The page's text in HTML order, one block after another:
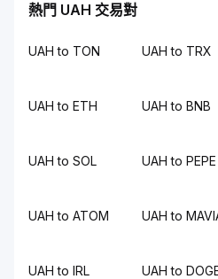
熱門 UAH 交易對
UAH to TON UAH to TRX
UAH to ETH UAH to BNB
UAH to SOL UAH to PEPE
UAH to ATOM UAH to
UAH to IRL UAH to